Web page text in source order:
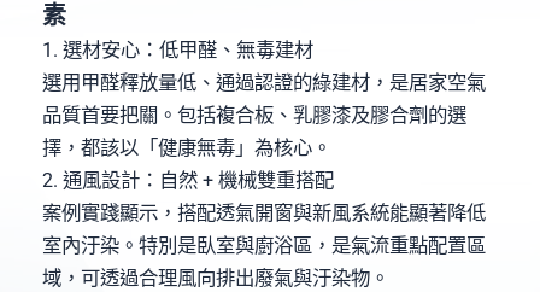
素
1. 選材安心：低甲醛、無毒建材
選用甲醛釋放量低、通過認證的綠建材，是居家空氣
品質首要把關。包括複合板、乳膠漆及膠合劑的選
擇，都該以「健康無毒」為核心。
2. 通風設計：自然 + 機械雙重搭配
案例實踐顯示，搭配透氣開窗與新風系統能顯著降低
室內汙染。特別是臥室與廚浴區，是氣流重點配置區
域，可透過合理風向排出廢氣與汙染物。